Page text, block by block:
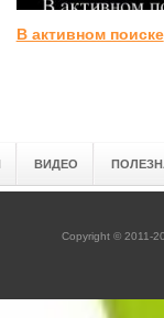
В активном поиске
ВИДЕО
Copyright © 2011-